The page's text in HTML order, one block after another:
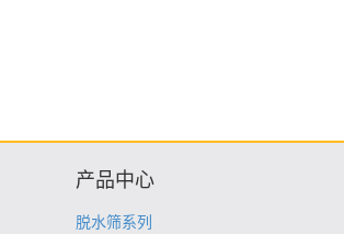
产品中心
脱水筛系列